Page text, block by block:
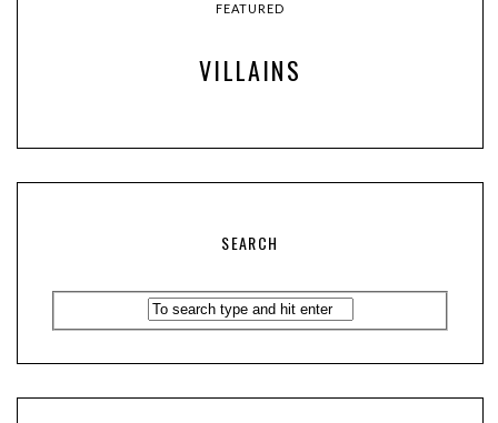
FEATURED
VILLAINS
SEARCH